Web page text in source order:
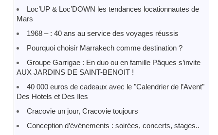
Loc’UP & Loc’DOWN les tendances locationnautes de
Mars
1968 – : 40 ans au service des voyages réussis
Pourquoi choisir Marrakech comme destination ?
Groupe Garrigae : En duo ou en famille Pâques s’invite
AUX JARDINS DE SAINT-BENOIT !
40 000 euros de cadeaux avec le "Calendrier de l’Avent"
Des Hotels et Des Iles
Cracovie un jour, Cracovie toujours
Conception d’événements : soirées, concerts, stages..